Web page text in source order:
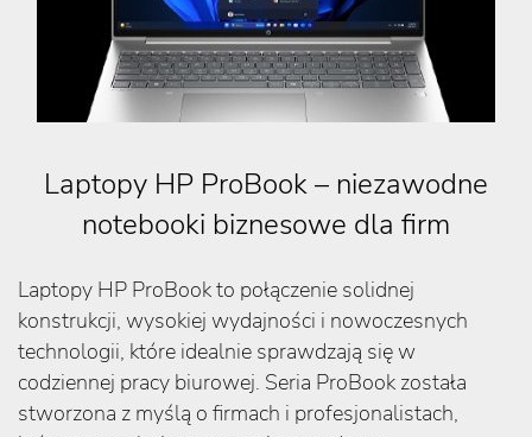
Laptopy HP ProBook – niezawodne
notebooki biznesowe dla firm
Laptopy HP ProBook to połączenie solidnej
konstrukcji, wysokiej wydajności i nowoczesnych
technologii, które idealnie sprawdzają się w
codziennej pracy biurowej. Seria ProBook została
stworzona z myślą o firmach i profesjonalistach,